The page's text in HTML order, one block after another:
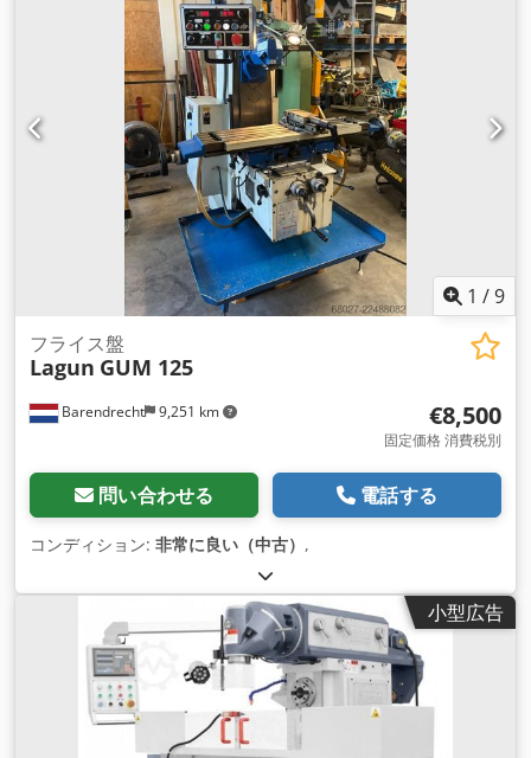
1 /9
Barendrecht 9,251 km
フライス盤
Lagun GUM 125
€8,500
固定価格 消費税別
問い合わせる 電話する
コンディション: 非常に良い（中古） ,
小型広告